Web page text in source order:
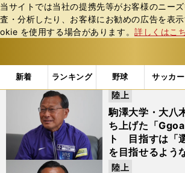
当サイトでは当社の提携先等がお客様のニー
査・分析したり、お客様にお勧めの広告を表
okie を使⽤する場合があります。詳しくはこ
新着 ランキング 野球 サッカー
b
ス
ィ
ー
バ
「#Sチーム」の最新ニュース・ 情報
駒澤大学・大八
ち上げた「
ト 目指すは「
を目指せるよう
陸上
陸上